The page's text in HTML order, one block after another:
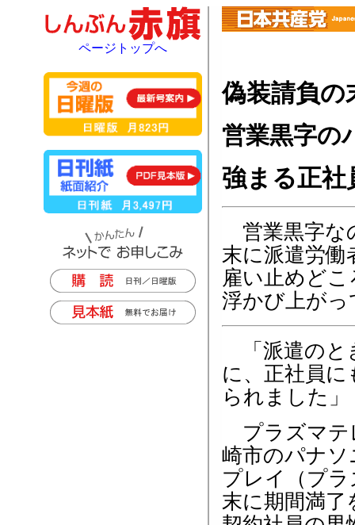
偽装請負の
営業黒字の
強まる正社
営業黒字な
末に派遣労
雇い止めど
浮かび上がっ
「派遣のと
に、正社員
られました」
プラズマテ
崎市のパナ
プレイ（プ
末に期間満了
ページトップへ